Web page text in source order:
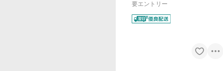
要エントリー